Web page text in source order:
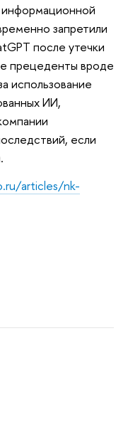
информационной
запретили
после утечки
прецеденты вроде
использование
ИИ,
если
articles/nk-